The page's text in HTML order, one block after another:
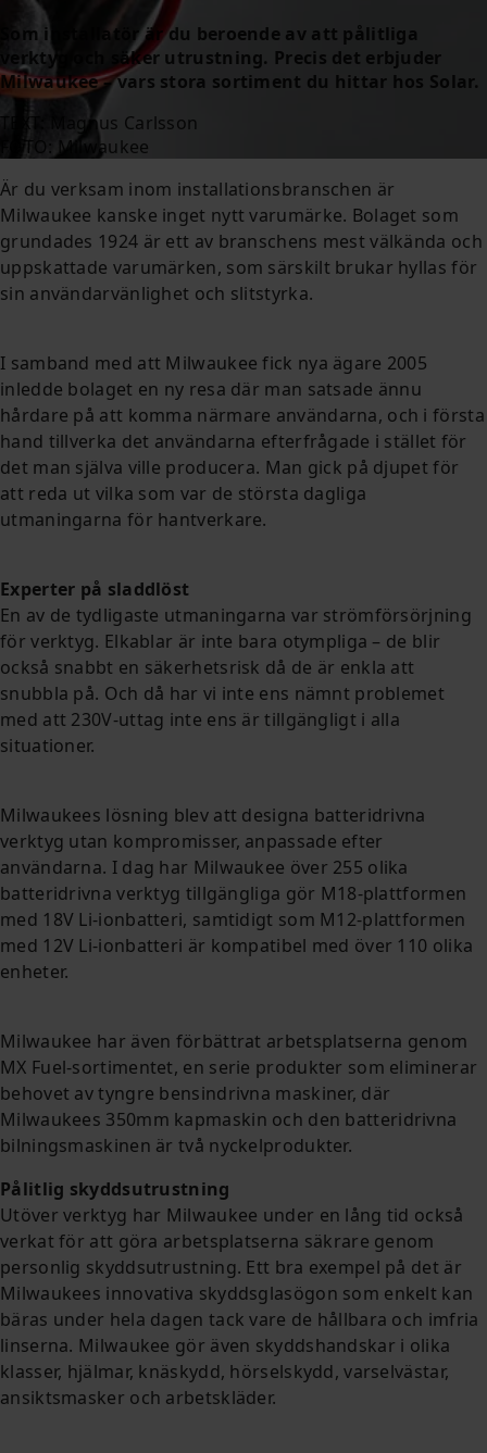
Som installatör är du beroende av att pålitliga
verktyg och säker utrustning. Precis det erbjuder
Milwaukee – vars stora sortiment du hittar hos Solar.
TEXT: Magnus Carlsson
FOTO: Milwaukee
Är du verksam inom installationsbranschen är
Milwaukee kanske inget nytt varumärke. Bolaget som
grundades 1924 är ett av branschens mest välkända och
uppskattade varumärken, som särskilt brukar hyllas för
sin användarvänlighet och slitstyrka.
I samband med att Milwaukee fick nya ägare 2005
inledde bolaget en ny resa där man satsade ännu
hårdare på att komma närmare användarna, och i första
hand tillverka det användarna efterfrågade i stället för
det man själva ville producera. Man gick på djupet för
att reda ut vilka som var de största dagliga
utmaningarna för hantverkare.
Experter på sladdlöst
En av de tydligaste utmaningarna var strömförsörjning
för verktyg. Elkablar är inte bara otympliga – de blir
också snabbt en säkerhetsrisk då de är enkla att
snubbla på. Och då har vi inte ens nämnt problemet
med att 230V-uttag inte ens är tillgängligt i alla
situationer.
Milwaukees lösning blev att designa batteridrivna
verktyg utan kompromisser, anpassade efter
användarna. I dag har Milwaukee över 255 olika
batteridrivna verktyg tillgängliga gör M18-plattformen
med 18V Li-ionbatteri, samtidigt som M12-plattformen
med 12V Li-ionbatteri är kompatibel med över 110 olika
enheter.
Milwaukee har även förbättrat arbetsplatserna genom
MX Fuel-sortimentet, en serie produkter som eliminerar
behovet av tyngre bensindrivna maskiner, där
Milwaukees 350mm kapmaskin och den batteridrivna
bilningsmaskinen är två nyckelprodukter.
Pålitlig skyddsutrustning
Utöver verktyg har Milwaukee under en lång tid också
verkat för att göra arbetsplatserna säkrare genom
personlig skyddsutrustning. Ett bra exempel på det är
Milwaukees innovativa skyddsglasögon som enkelt kan
bäras under hela dagen tack vare de hållbara och imfria
linserna. Milwaukee gör även skyddshandskar i olika
klasser, hjälmar, knäskydd, hörselskydd, varselvästar,
ansiktsmasker och arbetskläder.